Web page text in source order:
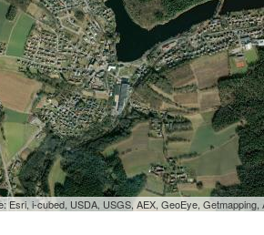
i-cubed, USDA, USGS, AEX, GeoEye,